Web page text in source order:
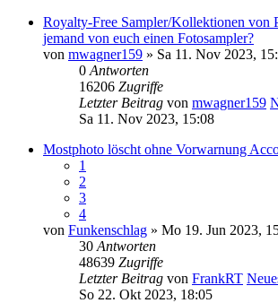
Royalty-Free Sampler/Kollektionen von
jemand von euch einen Fotosampler?
von mwagner159 » Sa 11. Nov 2023,
0 Antworten
16206 Zugriffe
Letzter Beitrag von mwagner159
Sa 11. Nov 2023, 15:08
Mostphoto löscht ohne Vorwarnung
1
2
3
4
von Funkenschlag » Mo 19. Jun 2023,
30 Antworten
48639 Zugriffe
Letzter Beitrag von FrankRT
So 22. Okt 2023, 18:05